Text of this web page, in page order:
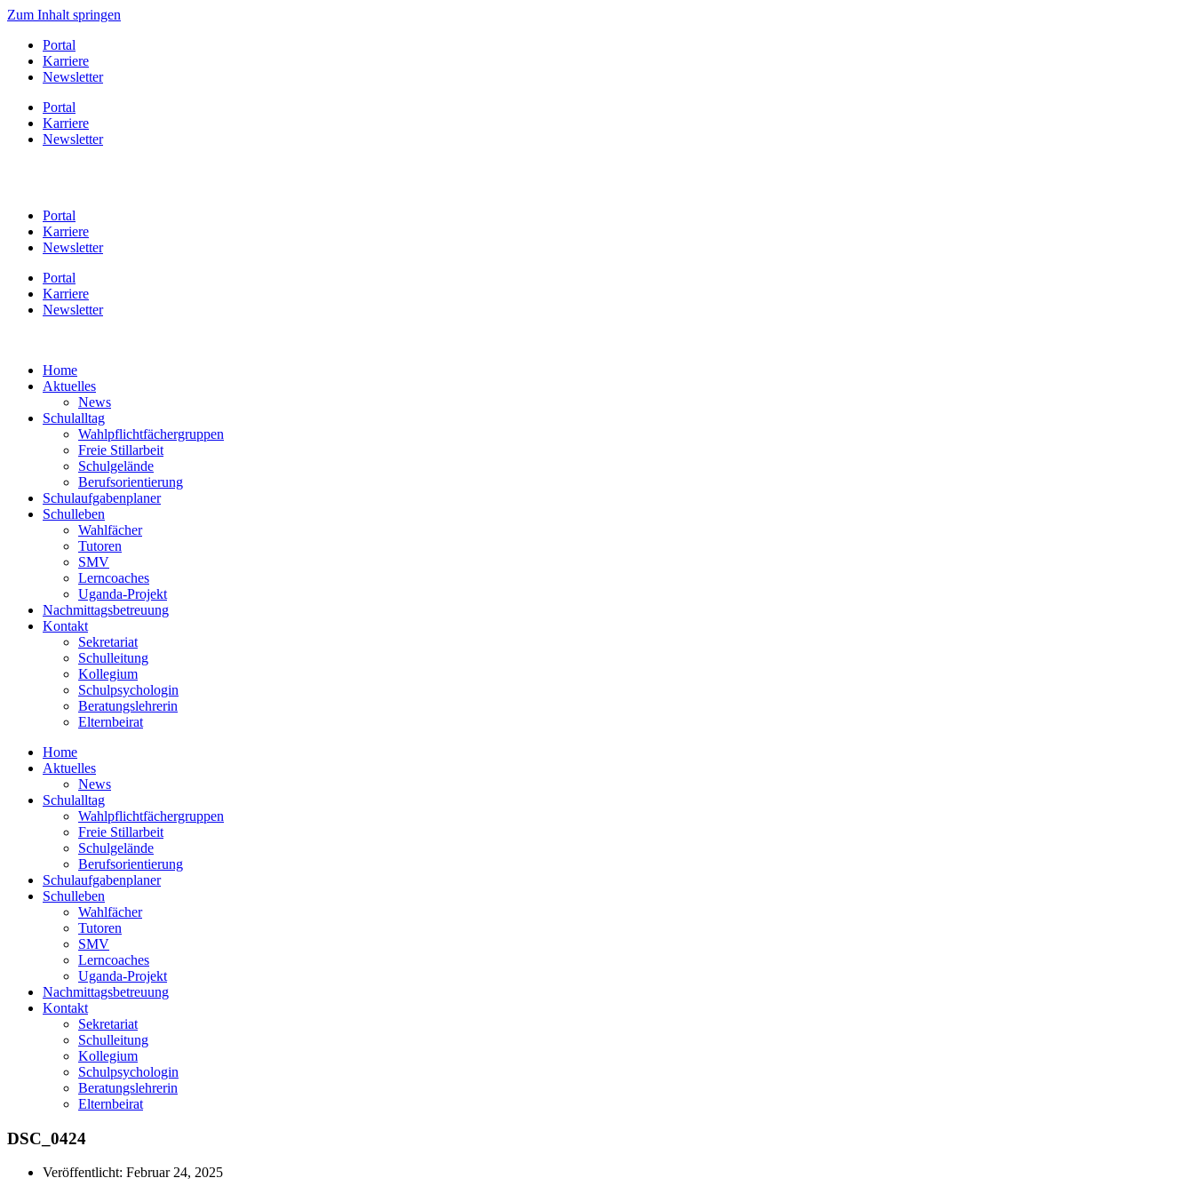
Zum Inhalt springen
Portal
Karriere
Newsletter
Portal
Karriere
Newsletter
Portal
Karriere
Newsletter
Portal
Karriere
Newsletter
Home
Aktuelles
News
Schulalltag
Wahlpflichtfächergruppen
Freie Stillarbeit
Schulgelände
Berufsorientierung
Schulaufgabenplaner
Schulleben
Wahlfächer
Tutoren
SMV
Lerncoaches
Uganda-Projekt
Nachmittagsbetreuung
Kontakt
Sekretariat
Schulleitung
Kollegium
Schulpsychologin
Beratungslehrerin
Elternbeirat
Home
Aktuelles
News
Schulalltag
Wahlpflichtfächergruppen
Freie Stillarbeit
Schulgelände
Berufsorientierung
Schulaufgabenplaner
Schulleben
Wahlfächer
Tutoren
SMV
Lerncoaches
Uganda-Projekt
Nachmittagsbetreuung
Kontakt
Sekretariat
Schulleitung
Kollegium
Schulpsychologin
Beratungslehrerin
Elternbeirat
DSC_0424
Veröffentlicht: Februar 24, 2025